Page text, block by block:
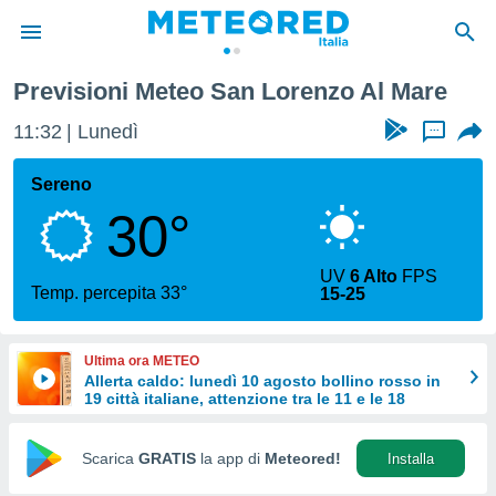
di
per
le
di
Web
Previsioni Meteo San Lorenzo Al Mare
11:33 Lunedì ...
Sereno
30°
Temp. percepita 33°
UV6 Alto FPS
15-25
Ultima ora METEO
Allerta caldo: lunedì 10 agosto bollino rosso in
19 città italiane, attenzione tra le 11 e le 18
Scarica GRATIS la app di Meteored! Installa